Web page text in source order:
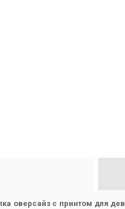
оверсайз с принтом для